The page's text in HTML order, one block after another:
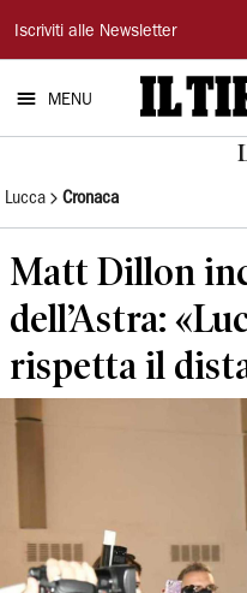
Il
Tirreno
Iscriviti alle Newsletter
MENU
Lucca Cronaca
Matt Dillon
dell’Astra:
rispetta il